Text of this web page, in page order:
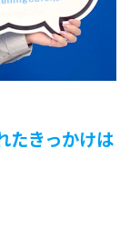
たきっかけは